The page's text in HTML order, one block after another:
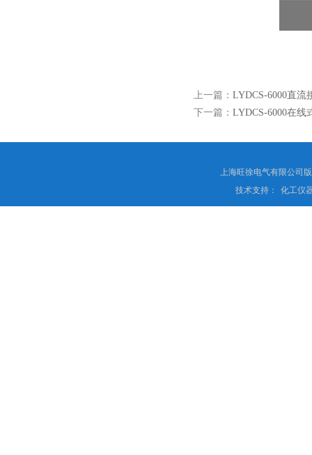
上一篇： LYDCS-6000直流
下一篇： LYDCS-6000在线
上海旺徐电气有限公司
技术支持：
化工仪